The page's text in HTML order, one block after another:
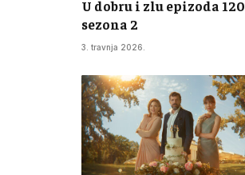
U dobru i zlu epizoda 120
sezona 2
3. travnja 2026.